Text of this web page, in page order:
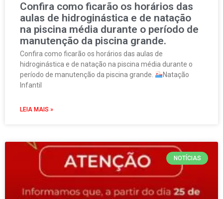
Confira como ficarão os horários das
aulas de hidroginástica e de natação
na piscina média durante o período de
manutenção da piscina grande.
Confira como ficarão os horários das aulas de
hidroginástica e de natação na piscina média durante o
período de manutenção da piscina grande.
Natação
Infantil
LEIA MAIS »
NOTÍCIAS